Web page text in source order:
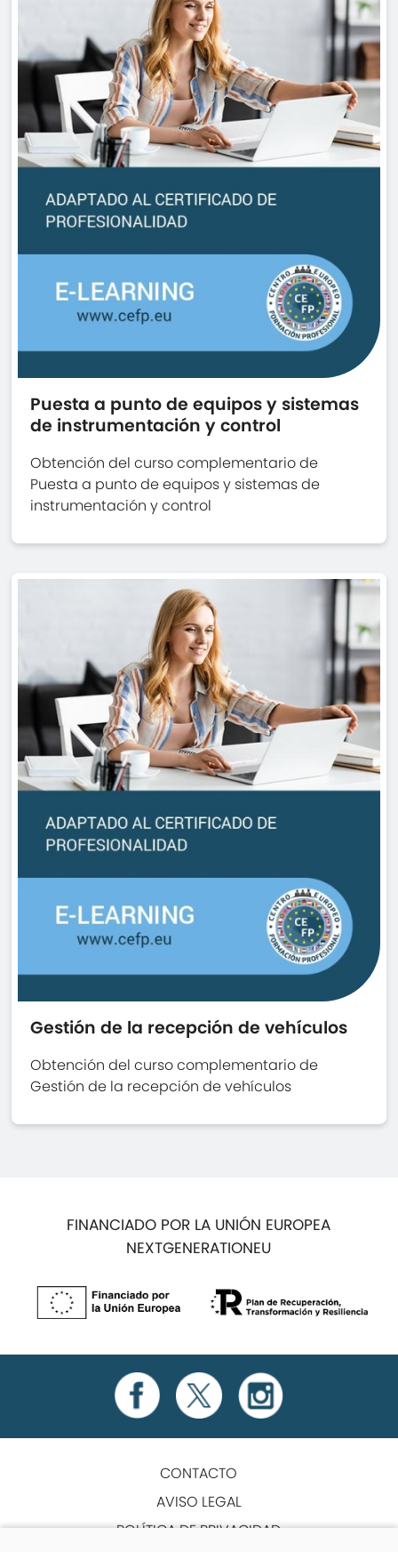
Puesta a punto de equipos y sistemas
de instrumentación y control
Obtención del curso complementario de
Puesta a punto de equipos y sistemas de
instrumentación y control
Gestión de la recepción de vehículos
Obtención del curso complementario de
Gestión de la recepción de vehículos
FINANCIADO POR LA UNIÓN EUROPEA
NEXTGENERATIONEU
CONTACTO
AVISO LEGAL
POLÍTICA DE PRIVACIDAD